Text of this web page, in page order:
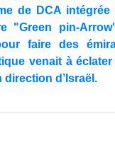
de DCA
"Green pin-
faire des
venait à
d’Israël.